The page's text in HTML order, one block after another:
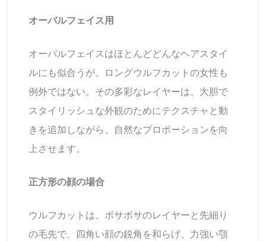
オーバルフェイス用
オーバルフェイスはほとんどどんなヘアスタイ
ルにも似合うが、ロングウルフカットの女性も
例外ではない。その多彩なレイヤーは、大胆で
スタイリッシュな外観のためにテクスチャと動
きを追加しながら、自然なプロポーションを向
上させます。
正方形の顔の場合
ウルフカットは、ボサボサのレイヤーと先細り
の毛先で、四角い顔の鋭角を和らげ、力強い顎